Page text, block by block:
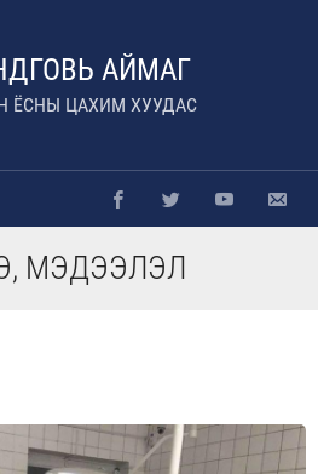
АЙМАГ
ЁСНЫ ЦАХИМ ХУУДАС
МЭДЭЭЛЭЛ